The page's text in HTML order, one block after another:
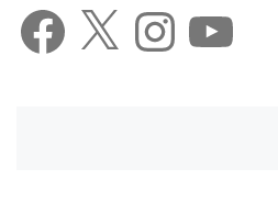
Facebook Instagram YouTube